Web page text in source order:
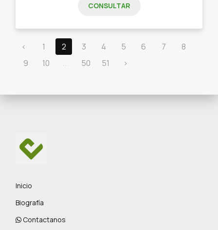
CONSULTAR
‹ 1 2 3 4 5 6 7
8
9
10 ... 50 51 ›
Inicio
Biografía
Contactanos